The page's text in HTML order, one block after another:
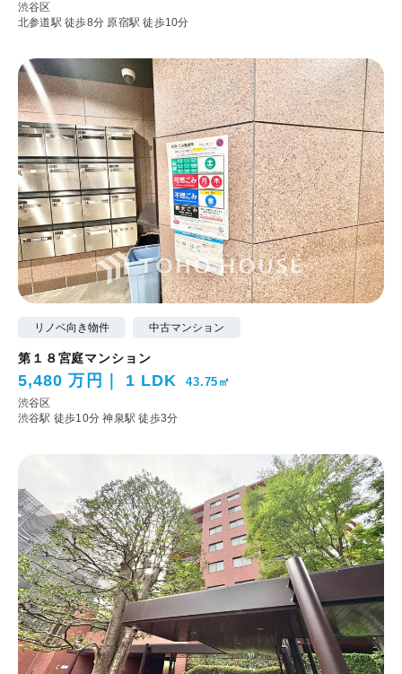
渋谷区
北参道駅 徒歩8分 原宿駅 徒歩10分
リノベ向き物件 中古マンション
第１８宮庭マンション
5,480 万円 1 LDK 43.75㎡
渋谷区
渋谷駅 徒歩10分神泉駅 徒歩3分